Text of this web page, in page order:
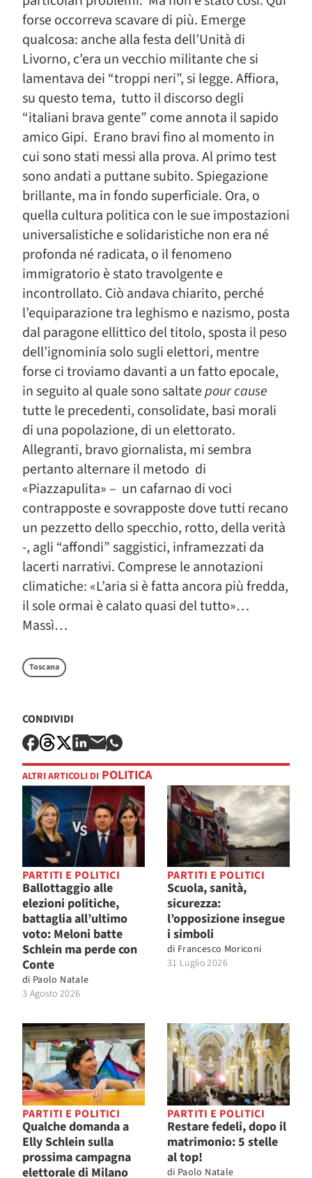
forse occorreva scavare di più. Emerge
qualcosa: anche alla festa dell’Unità di
Livorno, c’era un vecchio militante che si
lamentava dei “troppi neri”, si legge. Affiora,
su questo tema, tutto il discorso degli
“italiani brava gente” come annota il sapido
amico Gipi. Erano bravi fino al momento in
cui sono stati messi alla prova. Al primo test
sono andati a puttane subito. Spiegazione
brillante, ma in fondo superficiale. Ora, o
quella cultura politica con le sue impostazioni
universalistiche e solidaristiche non era né
profonda né radicata, o il fenomeno
immigratorio è stato travolgente e
incontrollato. Ciò andava chiarito, perché
l’equiparazione tra leghismo e nazismo, posta
dal paragone ellittico del titolo, sposta il peso
dell’ignominia solo sugli elettori, mentre
forse ci troviamo davanti a un fatto epocale,
in seguito al quale sono saltatepour cause
tutte le precedenti, consolidate, basi morali
di una popolazione, di un elettorato.
Allegranti, bravo giornalista, mi sembra
pertanto alternare il metodo di
«Piazzapulita» – un cafarnao di voci
contrapposte e sovrapposte dove tutti recano
un pezzetto dello specchio, rotto, della verità
-, agli “affondi” saggistici, inframezzati da
lacerti narrativi. Comprese le annotazioni
climatiche: «L’aria si è fatta ancora più fredda,
il sole ormai è calato quasi del tutto»…
Massì…
Toscana
CONDIVIDI
ALTRI ARTICOLI DI POLITICA
PARTITI E POLITICI
Ballottaggio alle
elezioni politiche,
battaglia all’ultimo
voto: Meloni batte
Schlein ma perde con
Conte
di Paolo Natale
3 Agosto 2026
PARTITI E POLITICI
Scuola, sanità,
sicurezza:
l’opposizione insegue
i simboli
di Francesco Moriconi
31 Luglio 2026
PARTITI E POLITICI
Qualche domanda a
Elly Schlein sulla
prossima campagna
elettorale di Milano
PARTITI E POLITICI
Restare fedeli, dopo il
matrimonio: 5 stelle
al top!
di Paolo Natale